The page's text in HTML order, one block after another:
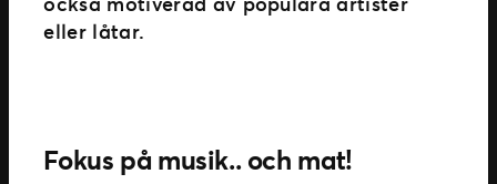
eller låtar.
Fokus på musik.. och mat!